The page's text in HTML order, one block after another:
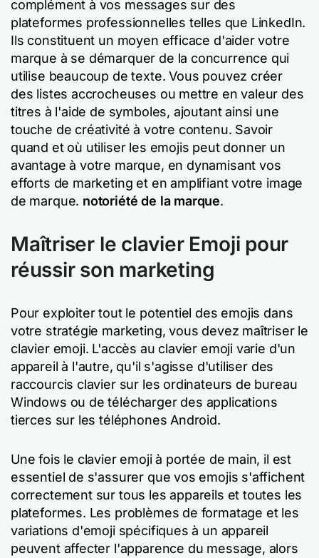
complément à vos messages sur des
plateformes professionnelles telles que LinkedIn.
Ils constituent un moyen efficace d'aider votre
marque à se démarquer de la concurrence qui
utilise beaucoup de texte. Vous pouvez créer
des listes accrocheuses ou mettre en valeur des
titres à l'aide de symboles, ajoutant ainsi une
touche de créativité à votre contenu. Savoir
quand et où utiliser les emojis peut donner un
avantage à votre marque, en dynamisant vos
efforts de marketing et en amplifiant votre image
de marque. notoriété de la marque.
Maîtriser le clavier Emoji pour
réussir son marketing
Pour exploiter tout le potentiel des emojis dans
votre stratégie marketing, vous devez maîtriser le
clavier emoji. L'accès au clavier emoji varie d'un
appareil à l'autre, qu'il s'agisse d'utiliser des
raccourcis clavier sur les ordinateurs de bureau
Windows ou de télécharger des applications
tierces sur les téléphones Android.
Une fois le clavier emoji à portée de main, il est
essentiel de s'assurer que vos emojis s'affichent
correctement sur tous les appareils et toutes les
plateformes. Les problèmes de formatage et les
variations d'emoji spécifiques à un appareil
peuvent affecter l'apparence du message, alors